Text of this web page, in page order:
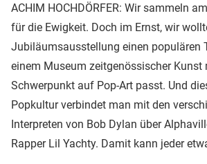
ACHIM HOCHDÖRFER: Wir sammeln
für die Ewigkeit. Doch im Ernst, wir
Jubiläumsausstellung einen populären
einem Museum zeitgenössischer Kunst
Schwerpunkt auf Pop-Art passt. Und
Popkultur verbindet man mit den
Interpreten von Bob Dylan über
Rapper Lil Yachty. Damit kann jeder